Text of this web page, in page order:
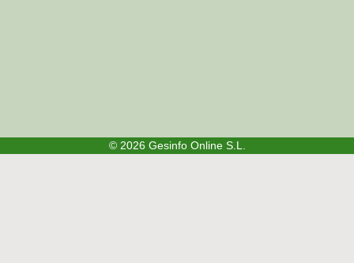
© 2026 Gesinfo Online S.L.